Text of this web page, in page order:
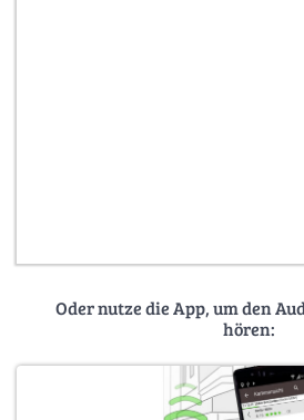
Oder nutze die App, um den
hören: